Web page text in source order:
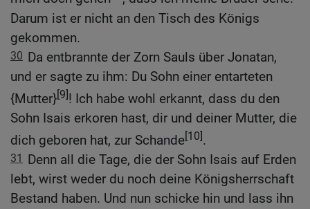
Darum ist er nicht an den Tisch des Königs
gekommen.
30 Da entbrannte der Zorn Sauls über Jonatan,
und er sagte zu ihm: Du Sohn einer entarteten
{Mutter}[9]! Ich habe wohl erkannt, dass du den
Sohn Isais erkoren hast, dir und deiner Mutter, die
dich geboren hat, zur Schande[10].
31
Denn all die Tage, die der Sohn Isais auf Erden
lebt, wirst weder du noch deine Königsherrschaft
Bestand haben. Und nun schicke hin und lass ihn